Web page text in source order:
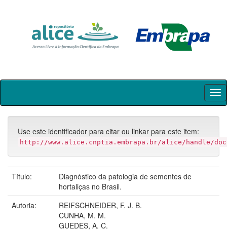
Skip
Use este identificador para citar ou linkar para este item:
http://www.alice.cnptia.embrapa.br/alice/handle/
Título:
Diagnóstico da patologia de sementes de
hortaliças no Brasil.
Autoria:
REIFSCHNEIDER, F. J. B.
CUNHA, M. M.
GUEDES, A. C.